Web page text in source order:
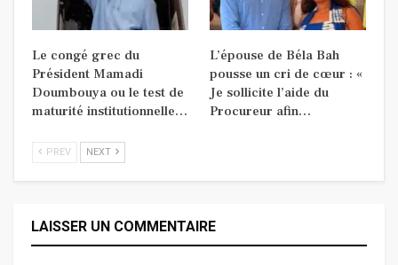
Le congé grec du
Président Mamadi
Doumbouya ou le test de
maturité institutionnelle…
L’épouse de Béla Bah
pousse un cri de cœur : «
Je sollicite l’aide du
Procureur afin…
PREV NEXT
LAISSER UN COMMENTAIRE